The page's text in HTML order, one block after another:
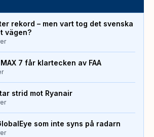
rekord – men vart tog det svenska
vägen?
7 får klartecken av FAA
strid mot Ryanair
som inte syns på radarn